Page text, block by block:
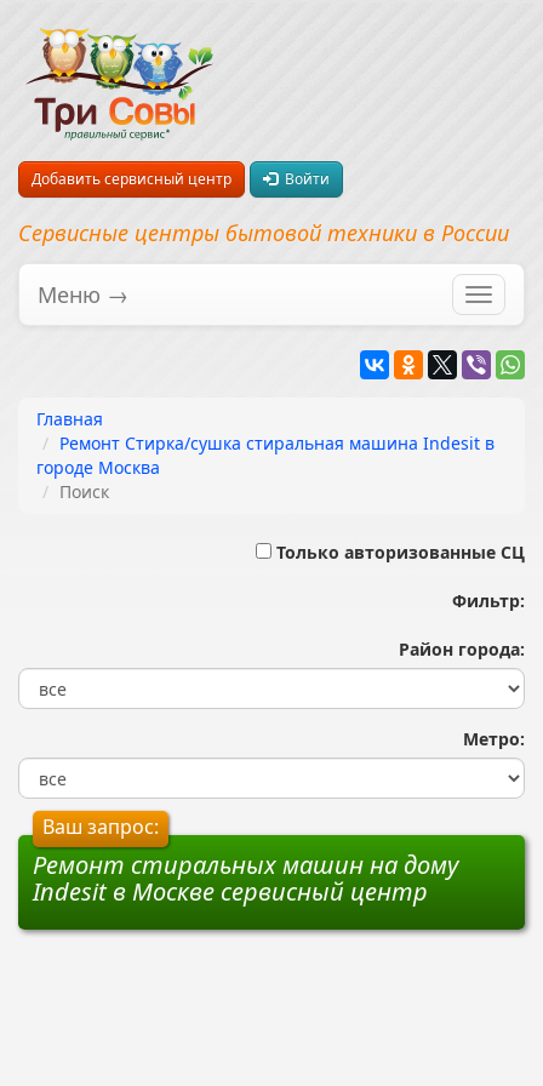
Добавить сервисный центр Войти
Сервисные центры бытовой техники в России
Меню →
Главная
Ремонт Стирка/сушка стиральная машина Indesit в
городе Москва
Поиск
Только авторизованные СЦ
Фильтр:
Район города:
Метро:
Ваш запрос:
Ремонт стиральных машин на дому
Indesit в Москве сервисный центр